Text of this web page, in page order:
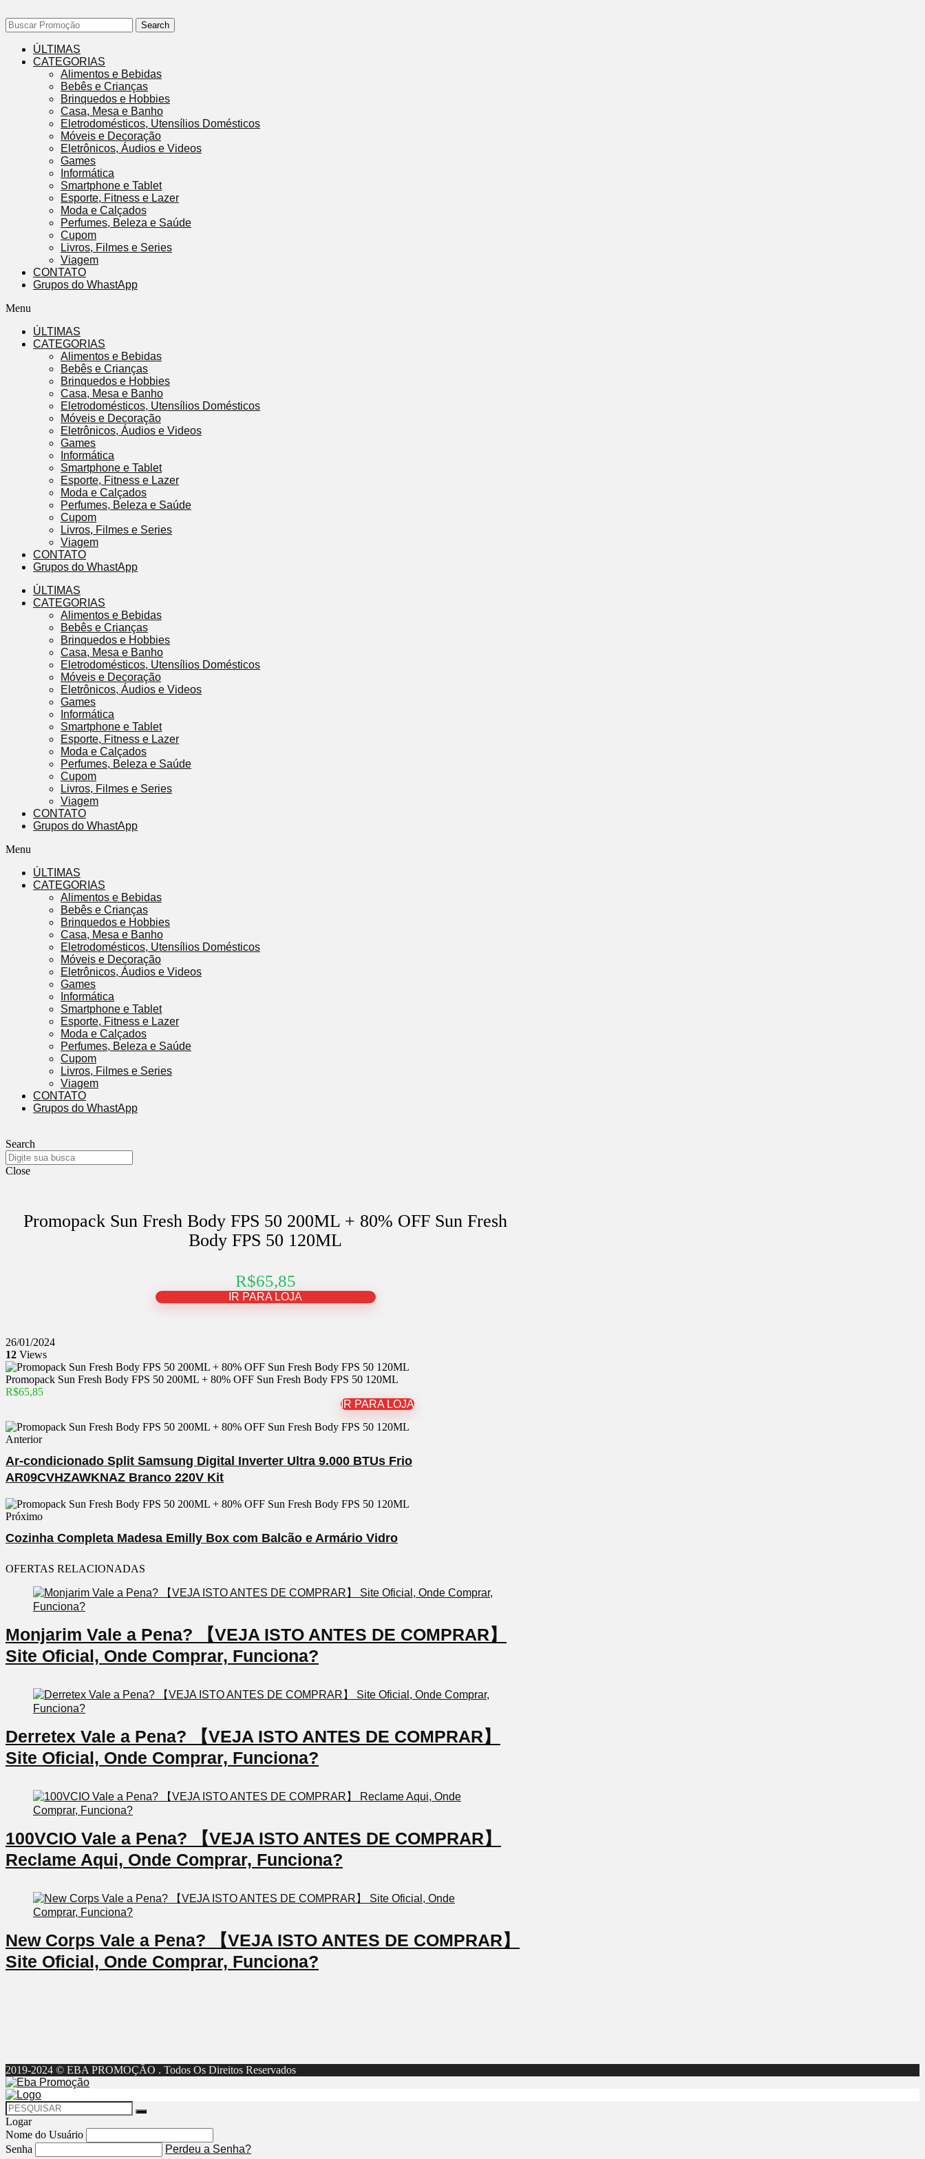
Search
ÚLTIMAS
CATEGORIAS
Alimentos e Bebidas
Bebês e Crianças
Brinquedos e Hobbies
Casa, Mesa e Banho
Eletrodomésticos, Utensílios Domésticos
Móveis e Decoração
Eletrônicos, Áudios e Videos
Games
Informática
Smartphone e Tablet
Esporte, Fitness e Lazer
Moda e Calçados
Perfumes, Beleza e Saúde
Cupom
Livros, Filmes e Series
Viagem
CONTATO
Grupos do WhastApp
Menu
ÚLTIMAS
CATEGORIAS
Alimentos e Bebidas
Bebês e Crianças
Brinquedos e Hobbies
Casa, Mesa e Banho
Eletrodomésticos, Utensílios Domésticos
Móveis e Decoração
Eletrônicos, Áudios e Videos
Games
Informática
Smartphone e Tablet
Esporte, Fitness e Lazer
Moda e Calçados
Perfumes, Beleza e Saúde
Cupom
Livros, Filmes e Series
Viagem
CONTATO
Grupos do WhastApp
ÚLTIMAS
CATEGORIAS
Alimentos e Bebidas
Bebês e Crianças
Brinquedos e Hobbies
Casa, Mesa e Banho
Eletrodomésticos, Utensílios Domésticos
Móveis e Decoração
Eletrônicos, Áudios e Videos
Games
Informática
Smartphone e Tablet
Esporte, Fitness e Lazer
Moda e Calçados
Perfumes, Beleza e Saúde
Cupom
Livros, Filmes e Series
Viagem
CONTATO
Grupos do WhastApp
Menu
ÚLTIMAS
CATEGORIAS
Alimentos e Bebidas
Bebês e Crianças
Brinquedos e Hobbies
Casa, Mesa e Banho
Eletrodomésticos, Utensílios Domésticos
Móveis e Decoração
Eletrônicos, Áudios e Videos
Games
Informática
Smartphone e Tablet
Esporte, Fitness e Lazer
Moda e Calçados
Perfumes, Beleza e Saúde
Cupom
Livros, Filmes e Series
Viagem
CONTATO
Grupos do WhastApp
Search
Close
Promopack Sun Fresh Body FPS 50 200ML + 80% OFF Sun Fresh
Body FPS 50 120ML
R$65,85
IR PARA LOJA
26/01/2024
12 Views
Promopack Sun Fresh Body FPS 50 200ML + 80% OFF Sun Fresh Body FPS 50 120ML
R$65,85
IR PARA LOJA
Anterior
Ar-condicionado Split Samsung Digital Inverter Ultra 9.000 BTUs Frio
AR09CVHZAWKNAZ Branco 220V Kit
Próximo
Cozinha Completa Madesa Emilly Box com Balcão e Armário Vidro
OFERTAS RELACIONADAS
Monjarim Vale a Pena? 【VEJA ISTO ANTES DE COMPRAR】
Site Oficial, Onde Comprar, Funciona?
Derretex Vale a Pena? 【VEJA ISTO ANTES DE COMPRAR】
Site Oficial, Onde Comprar, Funciona?
100VCIO Vale a Pena? 【VEJA ISTO ANTES DE COMPRAR】
Reclame Aqui, Onde Comprar, Funciona?
New Corps Vale a Pena? 【VEJA ISTO ANTES DE COMPRAR】
Site Oficial, Onde Comprar, Funciona?
2019-2024 © EBA PROMOÇÃO . Todos Os Direitos Reservados
Logar
Nome do Usuário
Senha
Perdeu a Senha?